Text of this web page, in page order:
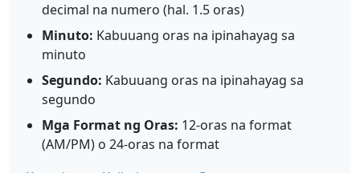
decimal na numero (hal. 1.5 oras)
Minuto: Kabuuang oras na ipinahayag sa
minuto
Segundo: Kabuuang oras na ipinahayag sa
segundo
Mga Format ng Oras: 12-oras na format
(AM/PM) o 24-oras na format